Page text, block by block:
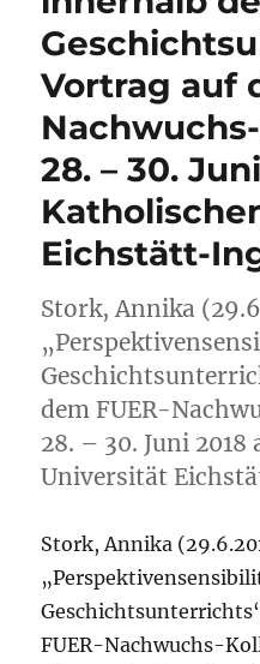
Vortrag auf
28. – 30.
Eichstätt-
Stork, Annika
dem FUER-
28. – 30. Juni
Universität
Stork, Annika
FUER-Nachwuchs-